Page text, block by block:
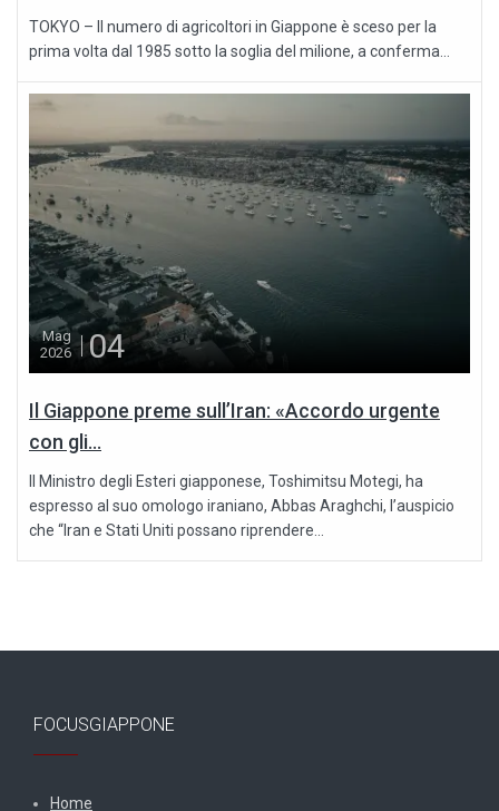
TOKYO – Il numero di agricoltori in Giappone è sceso per la
prima volta dal 1985 sotto la soglia del milione, a conferma...
Mag
2026
04
Il Giappone preme sull’Iran: «Accordo urgente
con gli...
Il Ministro degli Esteri giapponese, Toshimitsu Motegi, ha
espresso al suo omologo iraniano, Abbas Araghchi, l’auspicio
che “Iran e Stati Uniti possano riprendere...
FOCUSGIAPPONE
Home